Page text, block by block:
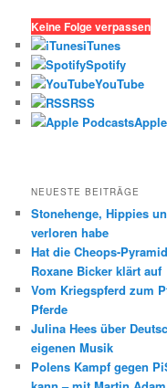
h
e
n
Keine Folge verpassen
iTunes
Spotify
YouTube
RSS
NEUESTE BEITRÄGE
Stonehenge, Hippies
verloren habe
Hat die Cheops-
Roxane Bicker klärt auf
Vom Kriegspferd zum
Pferde
Julina Hees über
eigenen Musik
Polens Kampf gegen